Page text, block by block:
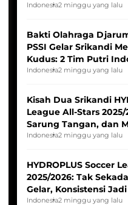
Indonesia2 minggu yang lalu
Bakti Olahraga
PSSI Gelar Srikandi
Kudus: 2 Tim Putri
Tim Asia
Indonesia2 minggu yang lalu
Kisah Dua Srikandi
League All-Stars
Sarung Tangan, dan
Pernah Padam
Indonesia2 minggu yang lalu
HYDROPLUS Soccer
2025/2026: Tak
Gelar, Konsistensi
Indonesia2 minggu yang lalu